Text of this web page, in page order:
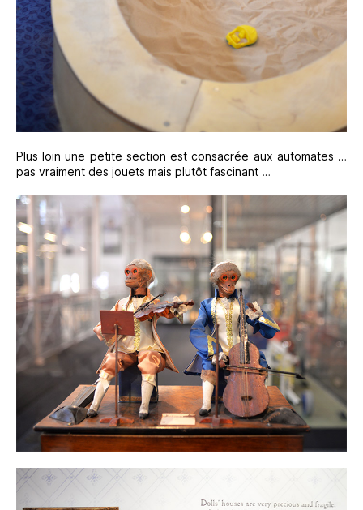
Plus loin une petite section est consacrée aux automates …
pas vraiment des jouets mais plutôt fascinant …